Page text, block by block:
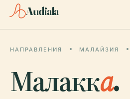
Audiala
НАПРАВЛЕНИЯ МАЛАЙЗИЯ
Малакка.